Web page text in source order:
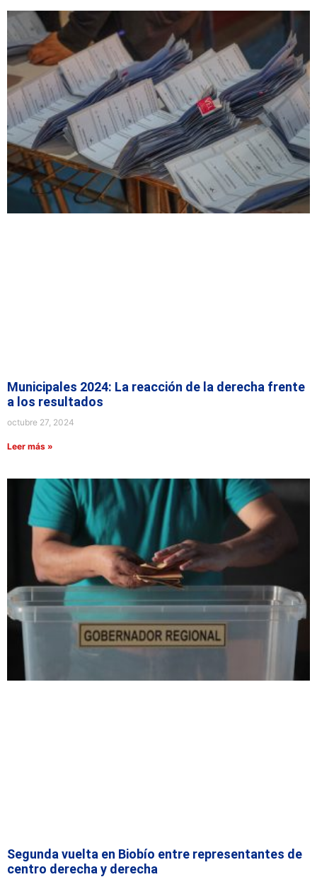
Municipales 2024: La reacción de la derecha frente
a los resultados
octubre 27, 2024
Leer más »
Segunda vuelta en Biobío entre representantes de
centro derecha y derecha